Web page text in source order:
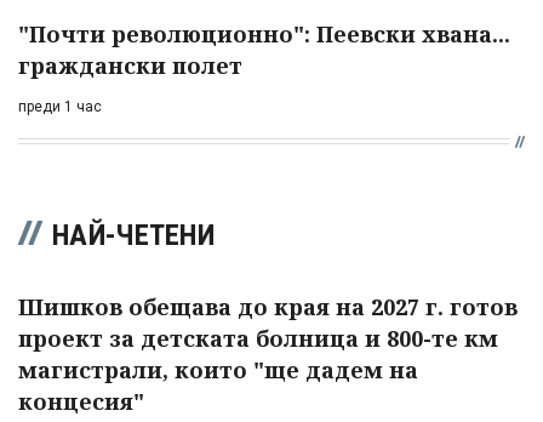
"Почти революционно": Пеевски хвана...
граждански полет
преди 1 час
НАЙ-ЧЕТЕНИ
Шишков обещава до края на 2027 г. готов
проект за детската болница и 800-те км
магистрали, които "ще дадем на
концесия"